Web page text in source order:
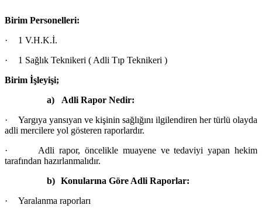
Birim Personelleri:
·
1 V.H.K.İ.
·
1 Sağlık Teknikeri ( Adli Tıp Teknikeri )
Birim İşleyişi;
a)
Adli Rapor Nedir:
·
Yargıya yansıyan ve kişinin sağlığını ilgilendiren her türlü olayda
adli mercilere yol gösteren raporlardır.
·
Adli rapor, öncelikle muayene ve tedaviyi yapan hekim
tarafından hazırlanmalıdır.
b) Konularına Göre Adli Raporlar:
·
Yaralanma raporları